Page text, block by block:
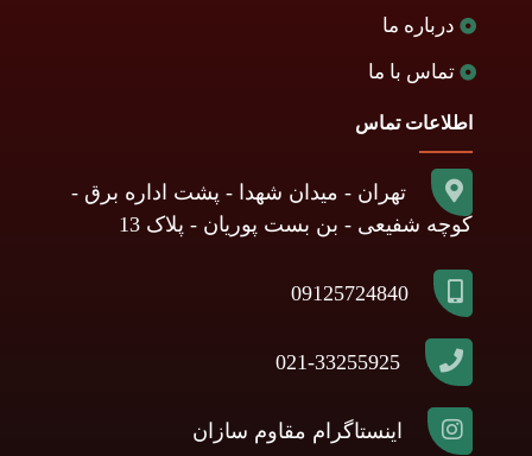
درباره ما
تماس با ما
اطلاعات تماس
تهران - میدان شهدا - پشت اداره برق -
کوچه شفیعی - بن بست پوریان - پلاک 13
09125724840
021-33255925
اینستاگرام مقاوم سازان